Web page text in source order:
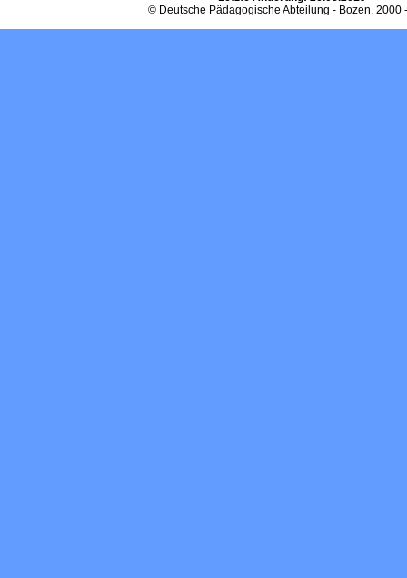
© Deutsche Pädagogische Abteilung - Bozen. 2000